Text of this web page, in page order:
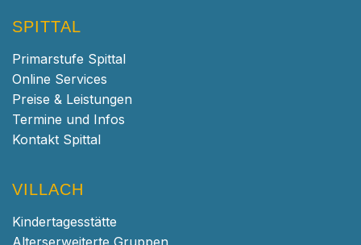
SPITTAL
Primarstufe Spittal
Online Services
Preise & Leistungen
Termine und Infos
Kontakt Spittal
VILLACH
Kindertagesstätte
Alterserweiterte Gruppen